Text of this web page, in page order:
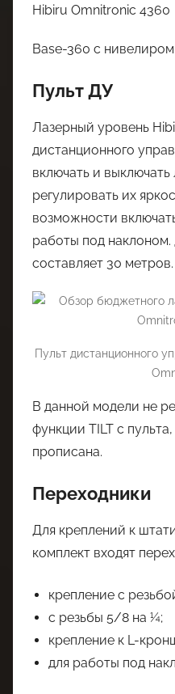
Base-360 с
Пульт ДУ
Лазерный уровень
дистанционного
включать и выключать
регулировать их
возможности
работы под наклоном.
составляет 30 метров.
Пульт дистанционного
В данной модели не
функции TILT с
прописана.
Переходники
Для креплений к
комплект входят
крепление с
с резьбы 5/8 на ¼;
крепление к L-
для работы под